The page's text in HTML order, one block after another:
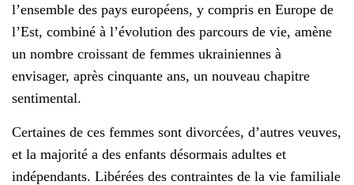
l’ensemble des pays européens, y compris en Europe de
l’Est, combiné à l’évolution des parcours de vie, amène
un nombre croissant de femmes ukrainiennes à
envisager, après cinquante ans, un nouveau chapitre
sentimental.
Certaines de ces femmes sont divorcées, d’autres veuves,
et la majorité a des enfants désormais adultes et
indépendants. Libérées des contraintes de la vie familiale